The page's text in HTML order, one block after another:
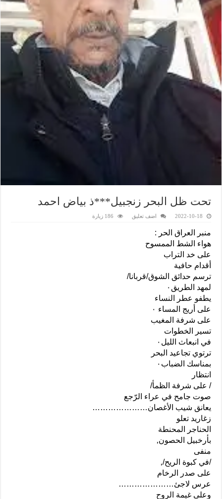
تحت ظل البحر زنجبيل***ذ بياض احمد
2022-10-18 اضف تعليق 186 زيارة
منبر العراق الحر :
هواء الشط الممسوح
على خد التراب
أقدام حافية
ترسم حدائق الشوق/قربانا/
لمهد الطريق٠
يطفو عطر النساء
على أريج المساء ٠
على شرفة المغيب
تسير الخطوات
في انبعاث الليل٠
ترتوي تجاعيد البحر
بمناسك الضباب٠
انتظار
/ على شرفة الظمأ/
صوت جامح في عراء الرّجع
يعانق شيب الأغصان…………………
زغاريد تعلو
الحناجر المحنطة
بأرخبيل الحصون‚
منفى
/في كبوة الريح/‚
على صدر الرخام
عرس لاجئ…………………
وعلى غيمة الروح